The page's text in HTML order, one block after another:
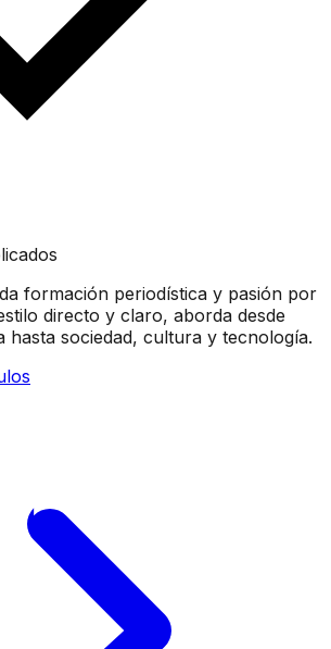
formación periodística y pasión por
directo y claro, aborda desde
hasta sociedad, cultura y tecnología.